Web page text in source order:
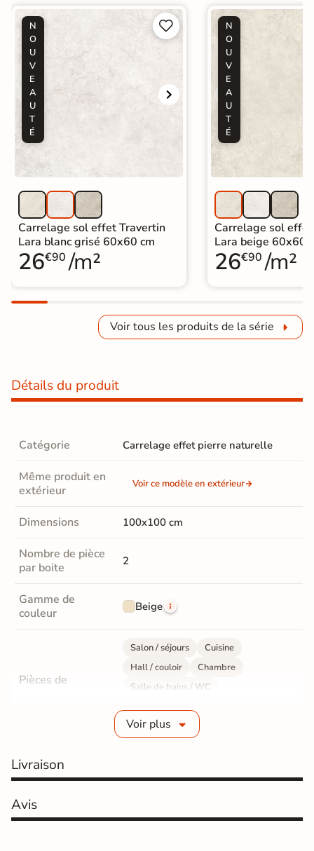
N
O
U
V
E
A
U
T
É


Carrelage sol effet Travertin
Lara blanc grisé 60x60 cm
26€90 /m²
N
O
U
V
E
A
U
T
É
Carrelage sol
Lara beige 60x60
26€90 /m²
Voir tous les produits de la série
Détails du produit
Catégorie Carrelage effet pierre naturelle
Même produit en
extérieur
Voir ce modèle en extérieur
Dimensions 100x100 cm
Nombre de pièce
par boite
2
Gamme de
couleur
Beige
Pièces de
Salon / séjours
Cuisine
Hall / couloir
Chambre
Salle de bains / WC
Sol intérieur
Fabrication
Résistance à
Voir plus
Livraison
Avis